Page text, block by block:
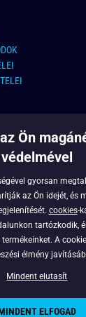
Ön
védelmével
gyorsan
az Ön idejét, és
cookies-
tartózkodik,
A
élmény
Mindent elutasít
ELFOGAD